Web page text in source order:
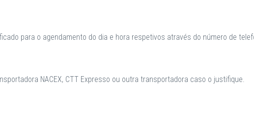
para o agendamento do dia e hora respetivos através do número de
NACEX, CTT Expresso ou outra transportadora caso o justifique.